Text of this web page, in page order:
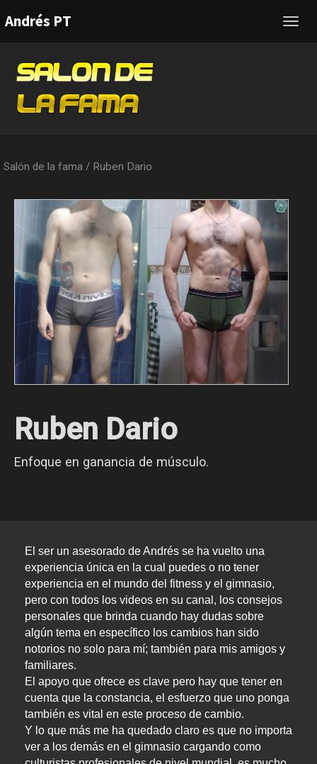
Andrés PT
Salón de la fama / Ruben Dario
Ruben Dario
Enfoque en ganancia de músculo.
El ser un asesorado de Andrés se ha vuelto una
experiencia única en la cual puedes o no tener
experiencia en el mundo del fitness y el gimnasio,
pero con todos los videos en su canal, los consejos
personales que brinda cuando hay dudas sobre
algún tema en específico los cambios han sido
notorios no solo para mí; también para mis amigos y
familiares.
El apoyo que ofrece es clave pero hay que tener en
cuenta que la constancia, el esfuerzo que uno ponga
también es vital en este proceso de cambio.
Y lo que más me ha quedado claro es que no importa
ver a los demás en el gimnasio cargando como